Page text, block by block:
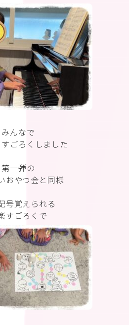
みんなで
ごろくしました
第一弾の
おやつ会と同様
号覚えられる
すごろくで